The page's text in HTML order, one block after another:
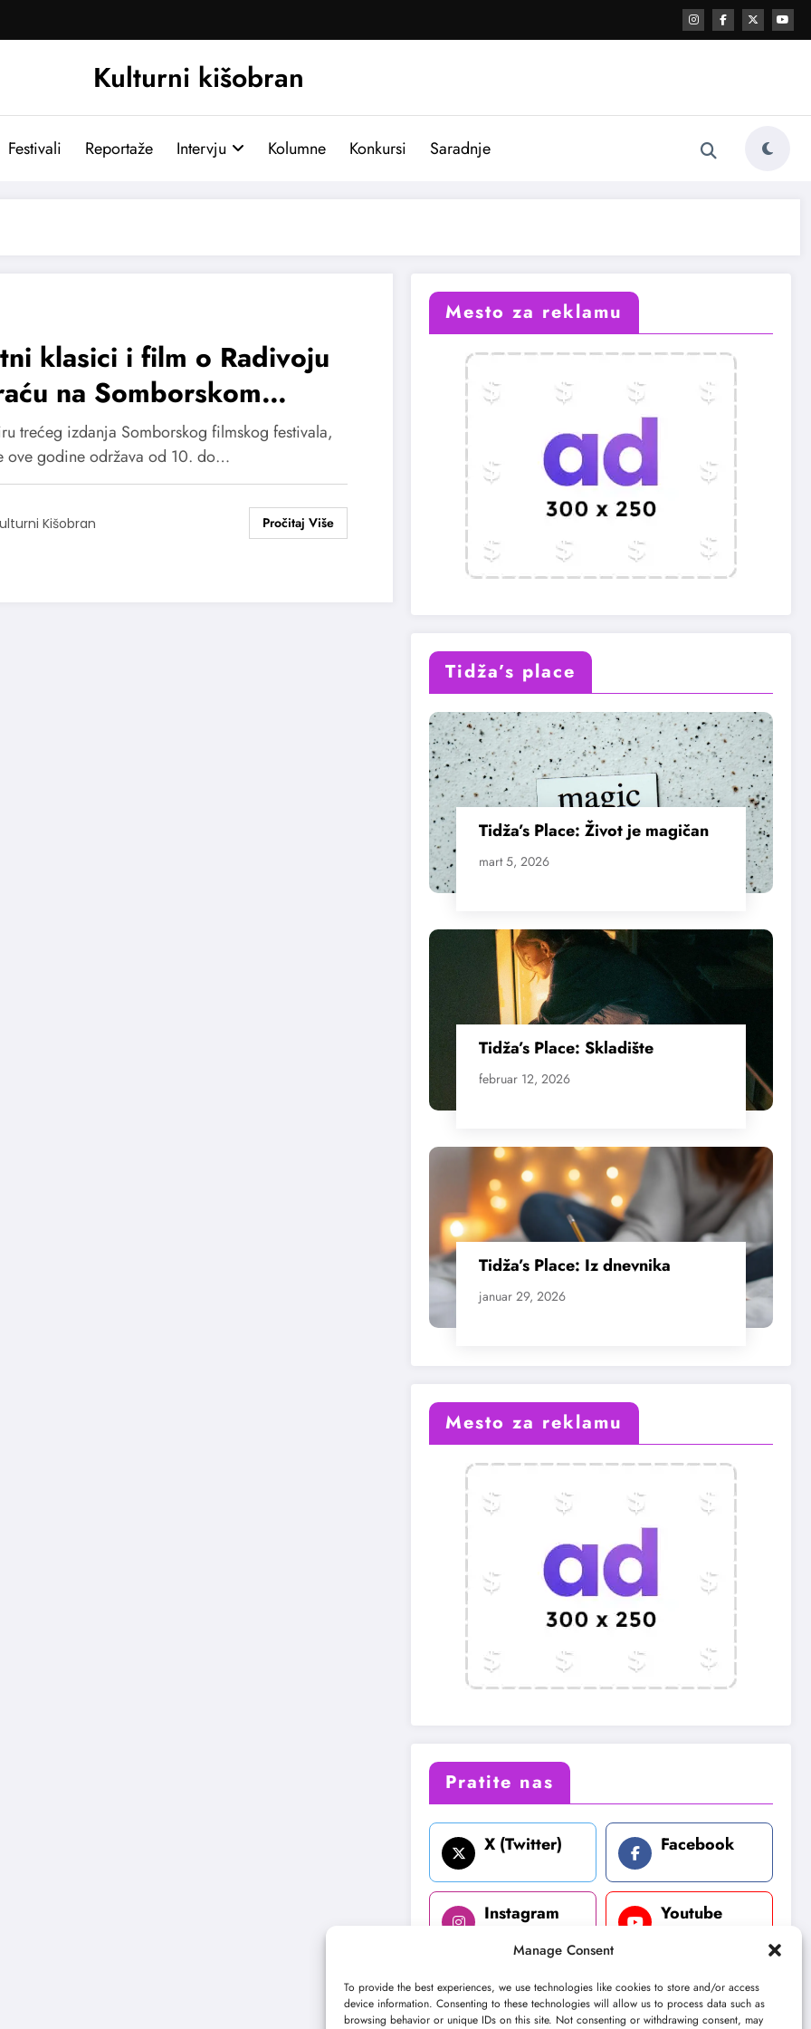
Manage Consent
To provide the best experiences, we use technologies like cookies to store and/or access
device information. Consenting to these technologies will allow us to process data such as
browsing behavior or unique IDs on this site. Not consenting or withdrawing consent, may
Kulturni kišobran
Festivali Reportaže Intervju Kolumne Konkursi Saradnje
klasici i film o Radivoju
na Somborskom
festivalu u julu
trećeg izdanja Somborskog filmskog festivala,
ove godine održava od 10. do…
Kišobran
Mesto za reklamu
Tidža’s place
Tidža’s Place: Život je magičan
mart 5, 2026
Tidža’s Place: Skladište
februar 12, 2026
Tidža’s Place: Iz dnevnika
januar 29, 2026
Mesto za reklamu
Pratite nas
X (Twitter) Facebook
Instagram Youtube
LinkedIn